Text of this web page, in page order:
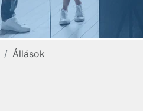
Állások